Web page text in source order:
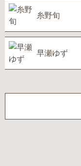
糸野旬
早瀬ゆず